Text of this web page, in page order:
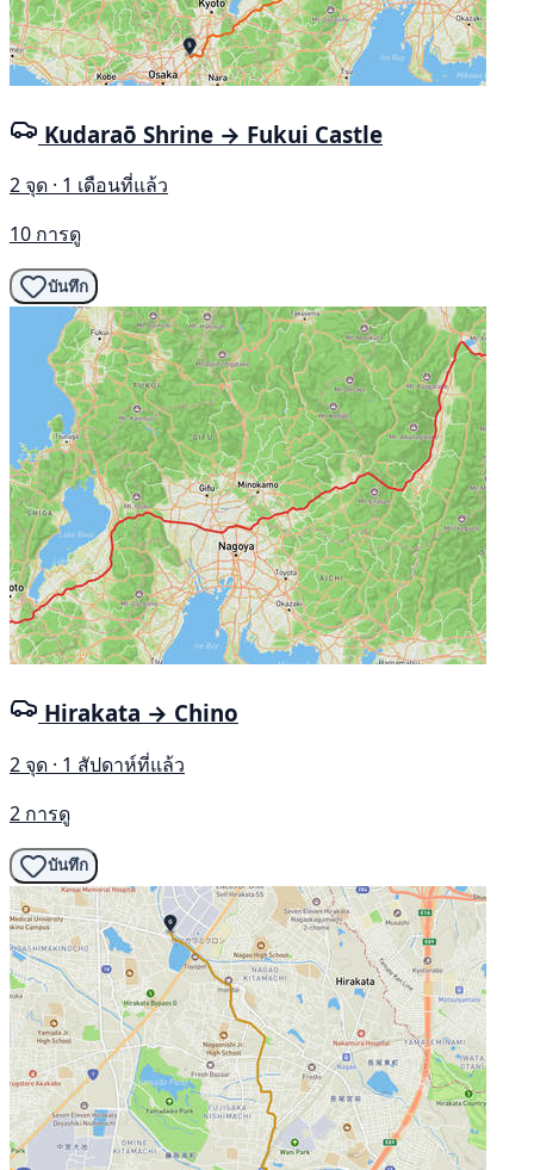
Kudaraō Shrine → Fukui Castle
2 จุด · 1 เดือนที่แล้ว
10 การดู
บันทึก
Hirakata → Chino
2 จุด · 1 สัปดาห์ที่แล้ว
2 การดู
บันทึก